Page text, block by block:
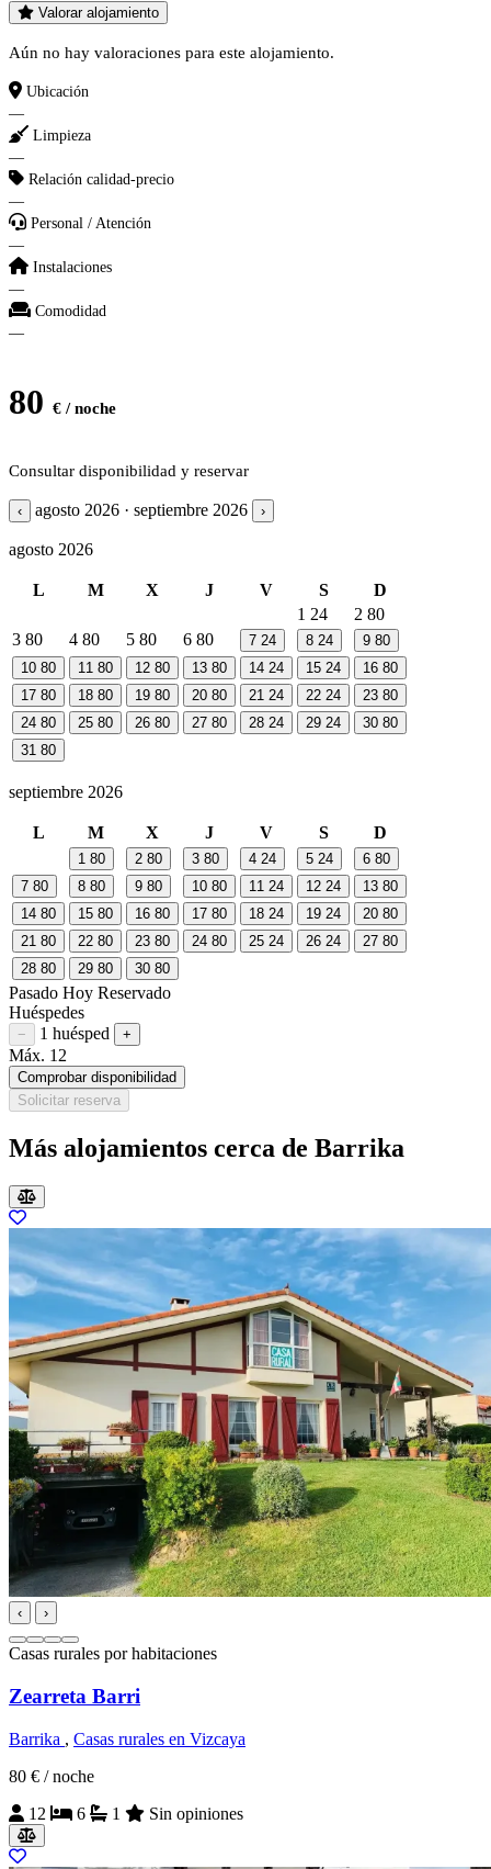
Valorar alojamiento
Aún no hay valoraciones para este alojamiento.
Ubicación
—
Limpieza
—
Relación calidad-precio
—
Personal / Atención
—
Instalaciones
—
Comodidad
—
80 € / noche
Consultar disponibilidad y reservar
‹ agosto 2026 · septiembre 2026 ›
agosto 2026
L M X J V S
D
1 24 2 80
3 80 4 80 5 80 6 80 7 24 8 24 9 80
10 80 11 80 12 80 13 80 14 24 15 24 16 80
17 80 18 80 19 80 20 80 21 24 22 24 23 80
24 80 25 80 26 80 27 80 28 24 29 24 30 80
31 80
septiembre 2026
L M X J V S D
1 80 2 80 3 80 4 24 5 24 6 80
7 80 8 80 9 80 10 80 11 24 12 24 13 80
14 80 15 80 16 80 17 80 18 24 19 24 20 80
21 80 22 80 23 80 24 80 25 24 26 24 27 80
28 80 29 80 30 80
Pasado Hoy Reservado
Huéspedes
Restar huésped
− 1 huésped Sumar huésped
+
Máx. 12
Comprobar disponibilidad
Solicitar reserva
Más alojamientos cerca de Barrika
‹ ›
Casas rurales por habitaciones
Zearreta Barri
Barrika , Casas rurales en Vizcaya
80 € / noche
12
6 1 Sin opiniones